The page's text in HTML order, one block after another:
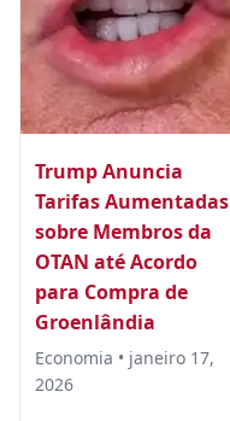
Trump Anuncia
Tarifas Aumentadas
sobre Membros da
OTAN até Acordo
para Compra de
Groenlândia
Economia • janeiro 17,
2026